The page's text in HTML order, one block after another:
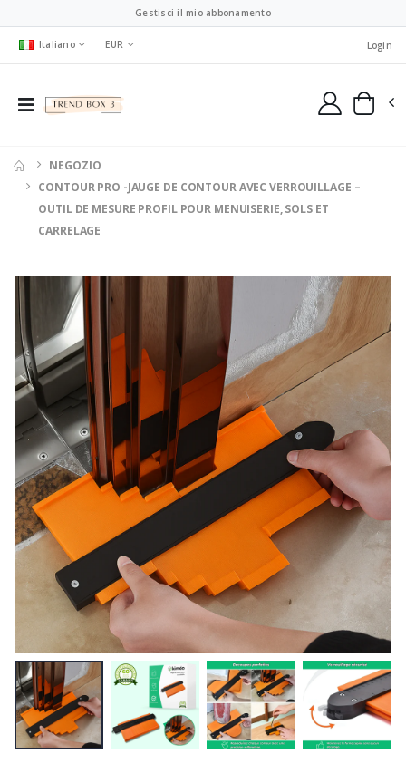
Gestisci il mio abbonamento
Italiano EUR Login
NEGOZIO
CONTOUR PRO -JAUGE DE CONTOUR AVEC VERROUILLAGE –
OUTIL DE MESURE PROFIL POUR MENUISERIE, SOLS ET
CARRELAGE